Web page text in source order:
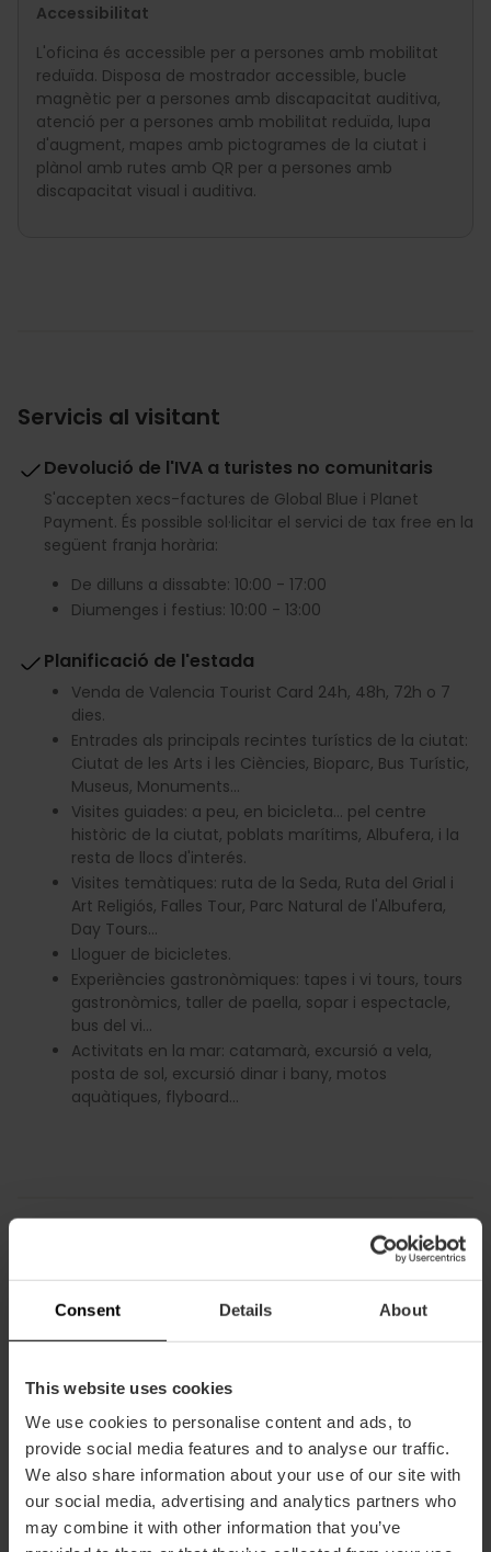
Consent Details About
This website uses cookies
We use cookies to personalise content and ads, to
provide social media features and to analyse our traffic.
We also share information about your use of our site with
our social media, advertising and analytics partners who
may combine it with other information that you’ve
Accessibilitat
L'oficina és accessible per a persones amb mobilitat
reduïda. Disposa de mostrador accessible, bucle
magnètic per a persones amb discapacitat auditiva,
atenció per a persones amb mobilitat reduïda, lupa
d'augment, mapes amb pictogrames de la ciutat i
plànol amb rutes amb QR per a persones amb
discapacitat visual i auditiva.
Servicis al visitant
Devolució de l'IVA a turistes no comunitaris
S'accepten xecs-factures de Global Blue i Planet
Payment. És possible sol·licitar el servici de tax free en la
següent franja horària:
De dilluns a dissabte: 10:00 - 17:00
Diumenges i festius: 10:00 - 13:00
Planificació de l'estada
Venda de Valencia Tourist Card 24h, 48h, 72h o 7
dies.
Entrades als principals recintes turístics de la ciutat:
Ciutat de les Arts i les Ciències, Bioparc, Bus Turístic,
Museus, Monuments…
Visites guiades: a peu, en bicicleta... pel centre
històric de la ciutat, poblats marítims, Albufera, i la
resta de llocs d'interés.
Visites temàtiques: ruta de la Seda, Ruta del Grial i
Art Religiós, Falles Tour, Parc Natural de l'Albufera,
Day Tours…
Lloguer de bicicletes.
Experiències gastronòmiques: tapes i vi tours, tours
gastronòmics, taller de paella, sopar i espectacle,
bus del vi…
Activitats en la mar: catamarà, excursió a vela,
posta de sol, excursió dinar i bany, motos
aquàtiques, flyboard…
Certificacions